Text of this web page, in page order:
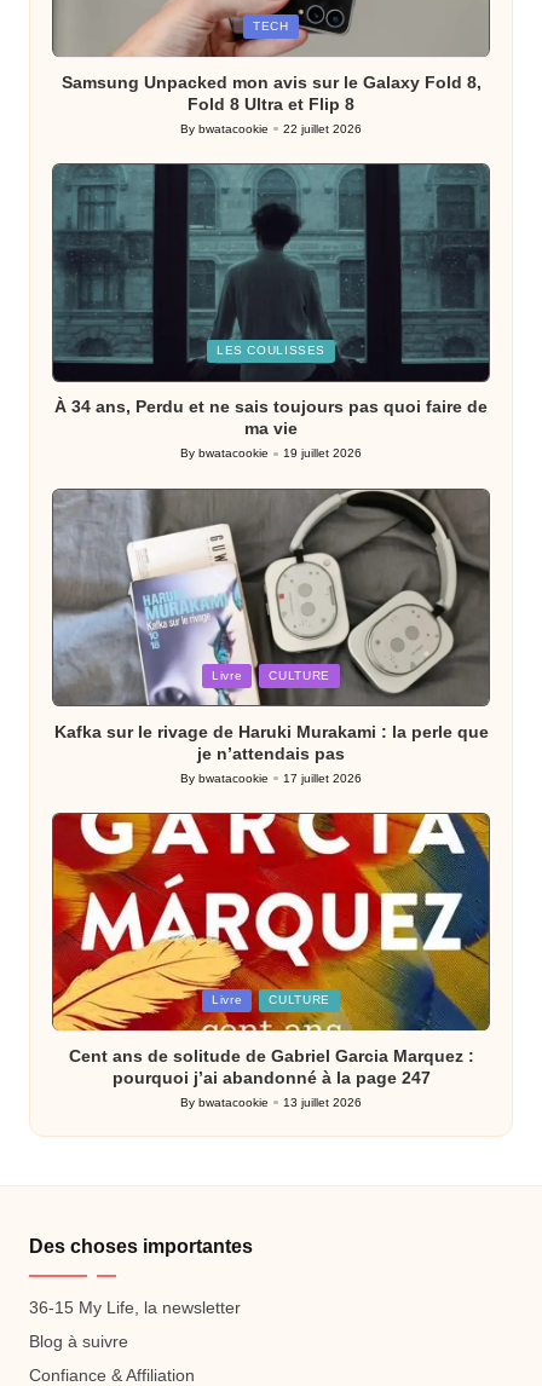
TECH
Samsung Unpacked mon avis sur le Galaxy Fold 8,
Fold 8 Ultra et Flip 8
Posted
By bwatacookie 22 juillet 2026
LES COULISSES
À 34 ans, Perdu et ne sais toujours pas quoi faire de
ma vie
Posted
By bwatacookie 19 juillet 2026
Posted
Livre CULTURE
Kafka sur le rivage de Haruki Murakami : la perle que
je n’attendais pas
Posted
By bwatacookie 17 juillet 2026
Posted
in
Livre CULTURE
Cent ans de solitude de Gabriel Garcia Marquez :
pourquoi j’ai abandonné à la page 247
Posted
by
By bwatacookie 13 juillet 2026
Des choses importantes
36-15 My Life, la newsletter
Blog à suivre
Confiance & Affiliation